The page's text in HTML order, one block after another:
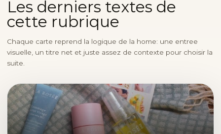
Les derniers textes de
cette rubrique
Chaque carte reprend la logique de la home: une entree
visuelle, un titre net et juste assez de contexte pour choisir la
suite.